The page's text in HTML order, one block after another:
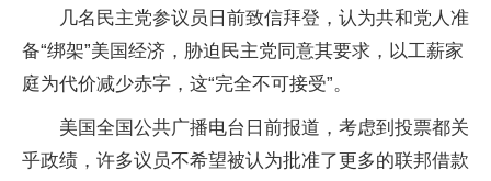
几名民主党参议员日前致信拜登，认为共和党人准
备“绑架”美国经济，胁迫民主党同意其要求，以工薪家
庭为代价减少赤字，这“完全不可接受”。
美国全国公共广播电台日前报道，考虑到投票都关
乎政绩，许多议员不希望被认为批准了更多的联邦借款